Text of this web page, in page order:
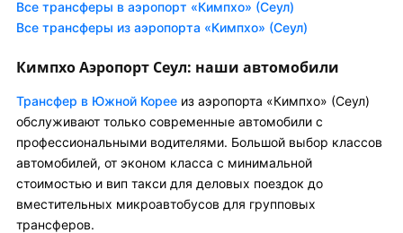
Все трансферы в аэропорт «Кимпхо» (Сеул)
Все трансферы из аэропорта «Кимпхо» (Сеул)
Кимпхо Аэропорт Сеул: наши автомобили
Трансфер в Южной Корее из аэропорта «Кимпхо» (Сеул)
обслуживают только современные автомобили с
профессиональными водителями. Большой выбор классов
автомобилей, от эконом класса с минимальной
стоимостью и вип такси для деловых поездок до
вместительных микроавтобусов для групповых
трансферов.